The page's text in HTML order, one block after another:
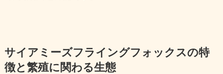
サイアミーズフライングフォックスの特
徴と繁殖に関わる生態